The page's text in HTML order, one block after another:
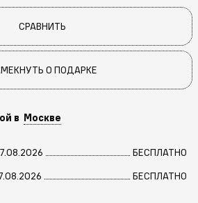
СРАВНИТЬ
О ПОДАРКЕ
в Москве
БЕСПЛАТНО
БЕСПЛАТНО